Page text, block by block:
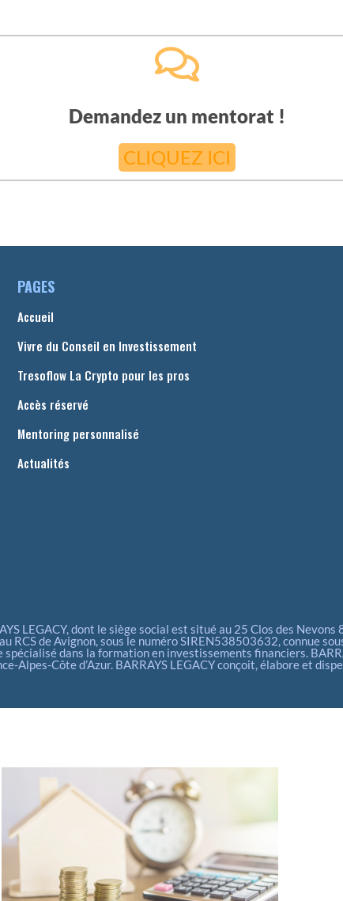
Demandez un mentorat !
CLIQUEZ ICI
PAGES
Accueil
Vivre du Conseil en Investissement
Tresoflow La Crypto pour les pros
Accès réservé
Mentoring personnalisé
Actualités
LEGACY, dont le siège social est situé au 25 Clos des
RCS de Avignon, sous le numéro SIREN538503632, connue
dans la formation en investissements financiers.
Alpes-Côte d’Azur. BARRAYS LEGACY conçoit, élabore et